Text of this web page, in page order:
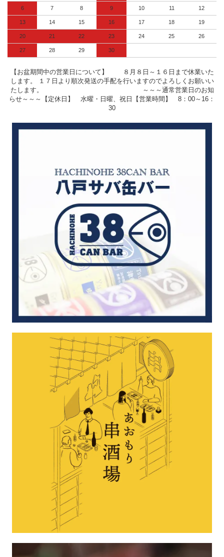
6 7 8 9 10 11 12
13 14 15 16 17 18 19
20 21 22 23 24 25 26
27 28 29 30
【お盆期間中の営業日について】 ８月８日～１６日まで休業いた
します。 １７日より順次発送の手配を行いますのでよろしくお願いい
たします。 ～～～通常営業日のお知
らせ～～～【定休日】 水曜・日曜、祝日【営業時間】 8：00～16：
30